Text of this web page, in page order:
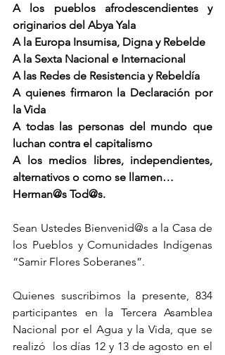
A los pueblos afrodescendientes y
originarios del Abya Yala
A la Europa Insumisa, Digna y Rebelde
A la Sexta Nacional e Internacional
A las Redes de Resistencia y Rebeldía
A quienes firmaron la Declaración por
la Vida
A todas las personas del mundo que
luchan contra el capitalismo
A los medios libres, independientes,
alternativos o como se llamen…
Herman@s Tod@s.
Sean Ustedes Bienvenid@s a la Casa de
los Pueblos y Comunidades Indígenas
“Samir Flores Soberanes”.
Quienes suscribimos la presente, 834
participantes en la Tercera Asamblea
Nacional por el Agua y la Vida, que se
realizó  los días 12 y 13 de agosto en el